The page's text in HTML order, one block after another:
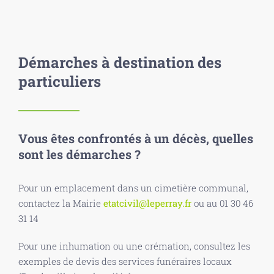
Démarches à destination des
particuliers
Vous êtes confrontés à un décès, quelles
sont les démarches ?
Pour un emplacement dans un cimetière communal,
contactez la Mairie etatcivil@leperray.fr ou au 01 30 46
31 14
Pour une inhumation ou une crémation, consultez les
exemples de devis des services funéraires locaux